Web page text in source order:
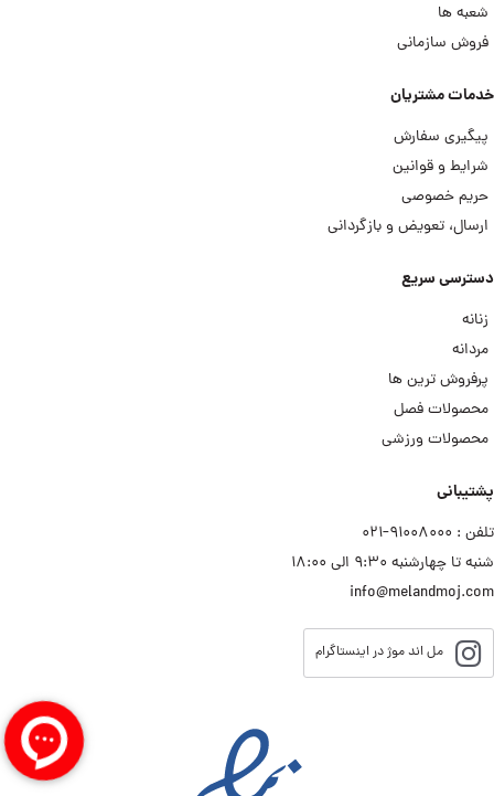
شعبه ها
فروش سازمانی
خدمات مشتریان
پیگیری سفارش
شرایط و قوانین
حریم خصوصی
ارسال، تعویض و بازگردانی
دسترسی سریع
زنانه
مردانه
پرفروش ترین ها
محصولات فصل
محصولات ورزشی
پشتیبانی
تلفن : ۹۱۰۰۸۰۰۰−۰۲۱
شنبه تا چهارشنبه ۹:۳۰ الی ۱۸:۰۰
info@melandmoj.com
مل اند موژ در اینستاگرام